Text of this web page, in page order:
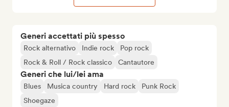
Generi accettati più spesso
Rock alternativo Indie rock
Pop rock
Rock & Roll / Rock classico
Cantautore
Generi che lui/lei ama
Blues Musica country Hard rock
Punk Rock
Shoegaze